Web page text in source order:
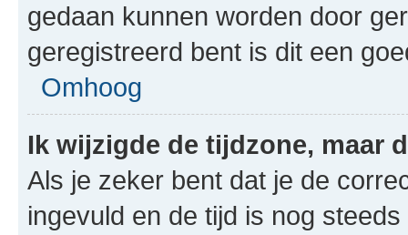
gedaan kunnen worden door
geregistreerd bent is dit een
Omhoog
Ik wijzigde de tijdzone, maar
Als je zeker bent dat je de
ingevuld en de tijd is nog